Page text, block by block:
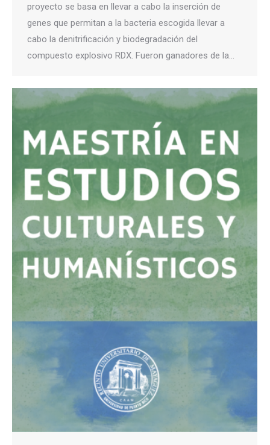
proyecto se basa en llevar a cabo la inserción de
genes que permitan a la bacteria escogida llevar a
cabo la denitrificación y biodegradación del
compuesto explosivo RDX. Fueron ganadores de la…